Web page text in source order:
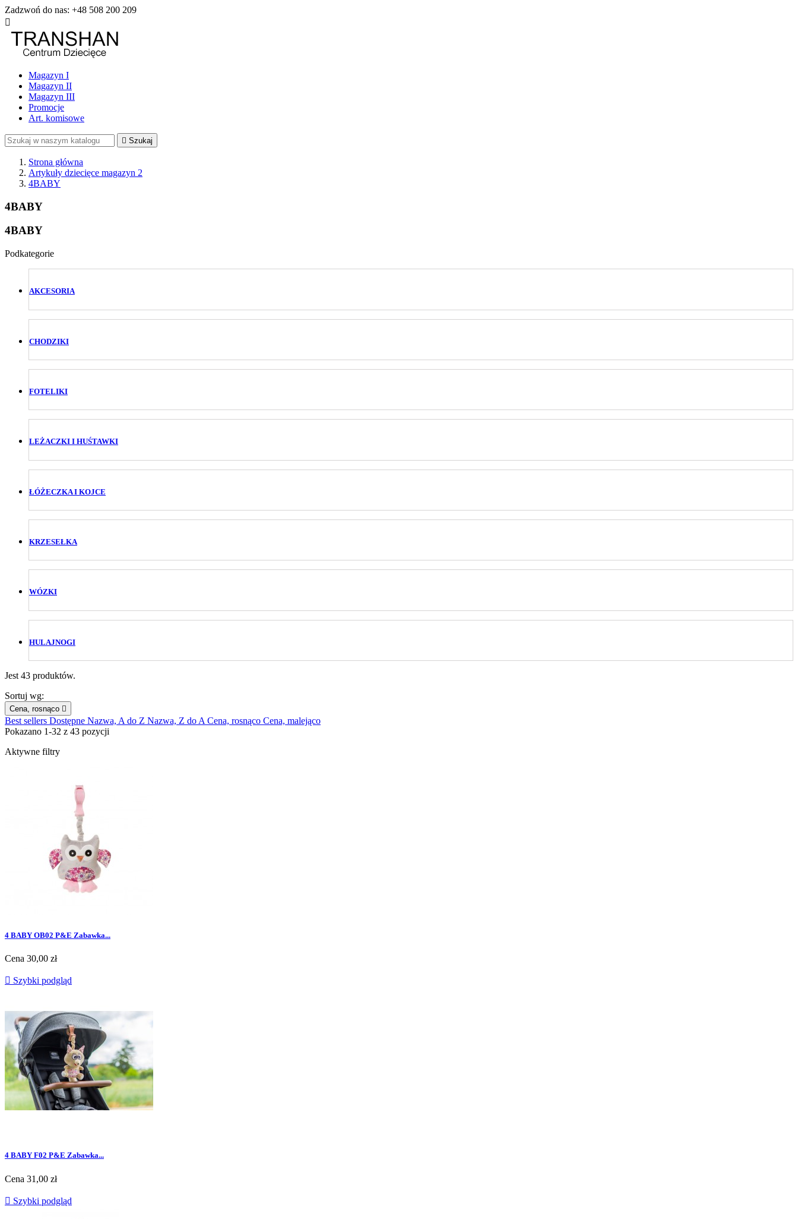
Zadzwoń do nas: +48 508 200 209

Magazyn I
Magazyn II
Magazyn III
Promocje
Art. komisowe
 Szukaj
Strona główna
Artykuły dziecięce magazyn 2
4BABY
4BABY
4BABY
Podkategorie
AKCESORIA
CHODZIKI
FOTELIKI
LEŻACZKI I HUŚTAWKI
ŁÓŻECZKA I KOJCE
KRZESEŁKA
WÓZKI
HULAJNOGI
Jest 43 produktów.
Sortuj wg:
Cena, rosnąco 
Best sellers Dostępne Nazwa, A do Z Nazwa, Z do A Cena, rosnąco Cena, malejąco
Pokazano 1-32 z 43 pozycji
Aktywne filtry
4 BABY OB02 P&E Zabawka...
Cena 30,00 zł
 Szybki podgląd
4 BABY F02 P&E Zabawka...
Cena 31,00 zł
 Szybki podgląd